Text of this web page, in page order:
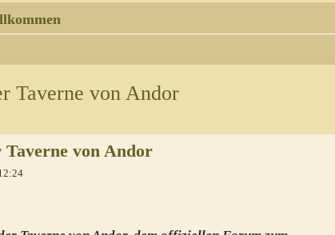
Taverne von Andor
von Andor